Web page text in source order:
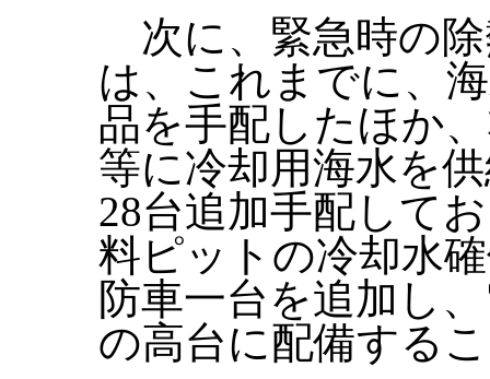
次に、緊急時の
は、これまでに、
品を手配したほか
等に冷却用海水を
28台追加手配して
料ピットの冷却水
防車一台を追加し
の高台に配備する